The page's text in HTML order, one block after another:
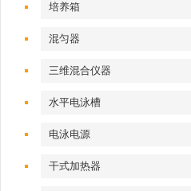
培养箱
混匀器
三维混合仪器
水平电泳槽
电泳电源
干式加热器